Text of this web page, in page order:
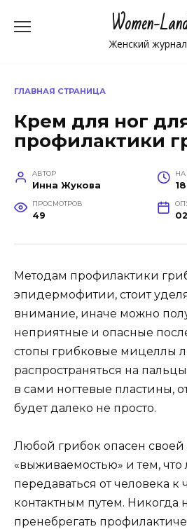
Women-
Женский
ГЛАВНАЯ СТРАНИЦА
Крем для ног
профилактики
АВТОР
Инна Жукова
НА
ПРОСМОТРОВ
49
Методам профилактики
эпидермофитии, стоит
внимание, иначе можно
неприятные и опасные
стопы грибковые мицеллы
распространяться на
в сами ногтевые пластины,
будет далеко не просто.
Любой грибок опасен
«выживаемостью» и тем, что
передаваться от человека к
контактным путем. Никогда
пренебрегать